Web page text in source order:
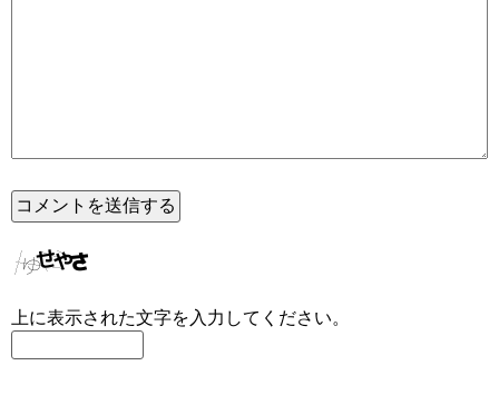
上に表示された文字を入力してください。